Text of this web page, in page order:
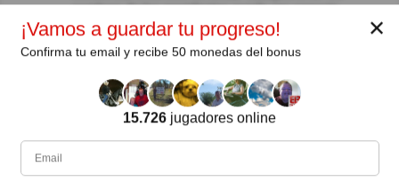
nombres de los presidentes puede ser correcto
Marcela Gajardo Villar Hace 9año(s)
Otra pregunta dime de Lisa Lucero Shapiro, la verdad
es que pregunta cosas curiosas, pero sin importancia,
sólo con el objeto de ganar puntos
Raúl Párraga Hace 9año(s)
✕
¡Vamos a guardar tu progreso!
Confirma tu email y recibe 50 monedas del bonus
15.726 jugadores online